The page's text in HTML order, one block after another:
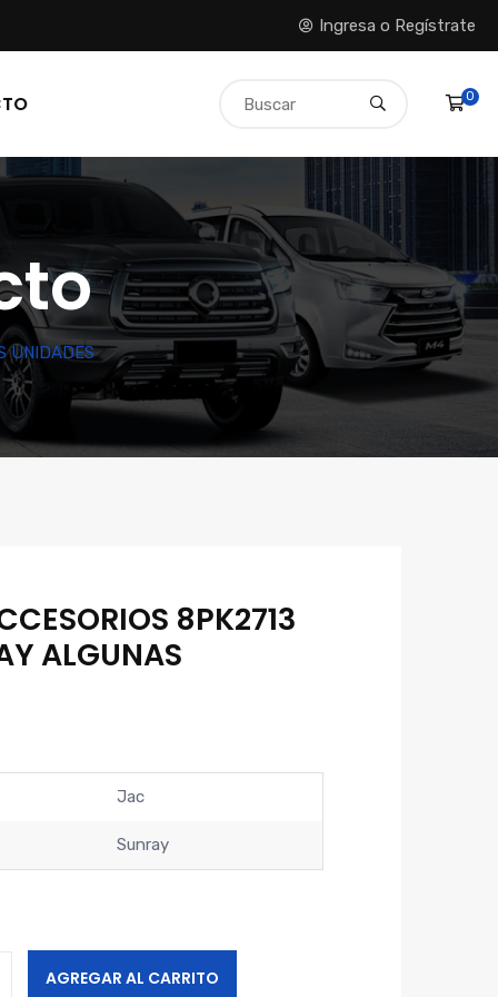
Ingresa o Regístrate
0
UNIDADES
8PK2713
ALGUNAS
Jac
Sunray
AGREGAR AL CARRITO